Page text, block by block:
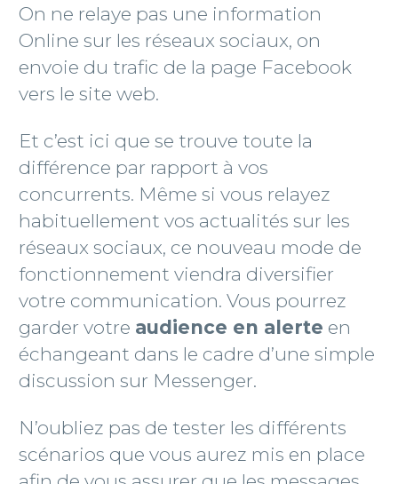
On ne relaye pas une information
Online sur les réseaux sociaux, on
envoie du trafic de la page Facebook
vers le site web.
Et c’est ici que se trouve toute la
différence par rapport à vos
concurrents. Même si vous relayez
habituellement vos actualités sur les
réseaux sociaux, ce nouveau mode de
fonctionnement viendra diversifier
votre communication. Vous pourrez
garder votre audience en alerte en
échangeant dans le cadre d’une simple
discussion sur Messenger.
N’oubliez pas de tester les différents
scénarios que vous aurez mis en place